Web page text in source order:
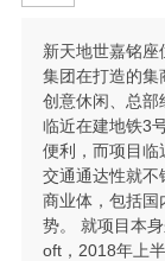
新天地世嘉铭
集团在打造的集
创意休闲、总部
临近在建地铁3
便利，而项目临
交通通达性就不
商业体，包括国
势。 就项目本
oft，2018年上